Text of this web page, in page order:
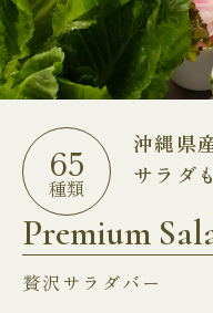
沖縄県
サラダ
65
種類
Premium
贅沢サラダバー